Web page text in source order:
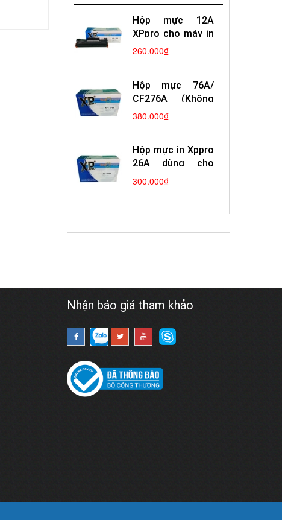
Hộp mực 12A
XPpro cho máy in
Canon 2900
260.000₫
Hộp mực 76A/
CF276A (Không
Chíp)
380.000₫
Hộp mực in Xppro
26A dùng cho
máy in laser Hp
300.000₫
Nhận báo giá tham khảo